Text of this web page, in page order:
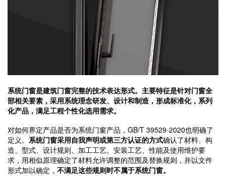
系统门窗是建筑门窗完整的技术表达形式。主要特征是针对门窗全
部相关要素，采用系统理念研发、设计和制造，形成标准化，系列
化产品，满足工程个性化选用需求。
对如何界定产品是否为系统门窗产品，GB/T 39529-2020也明确了
定义。 系统门窗采用自我声明或第三方认证的方式确认了材料、构
造、型式、设计规则、加工工艺、安装工艺、性能及使用维护要
求，用相似原理确定了材料允许调整的范围及替换规则，并以文件
形式加以确定， 不满足这些规则时不属于系统门窗。